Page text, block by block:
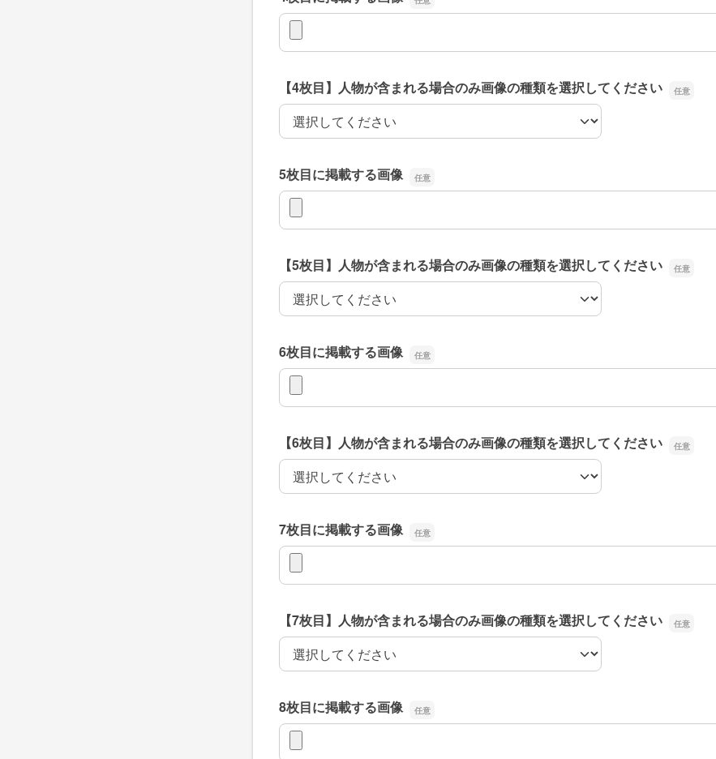
4枚目に掲載する画像
【4枚目】人物が含まれる場合のみ画像の種類を選択してください
【4枚目】人物が含まれる場合のみ画像の種類を選択してください
5枚目に掲載する画像
5枚目に掲載する画像
【5枚目】人物が含まれる場合のみ画像の種類を選択してください
【5枚目】人物が含まれる場合のみ画像の種類を選択してください
6枚目に掲載する画像
6枚目に掲載する画像
【6枚目】人物が含まれる場合のみ画像の種類を選択してください
【6枚目】人物が含まれる場合のみ画像の種類を選択してください
7枚目に掲載する画像
7枚目に掲載する画像
【7枚目】人物が含まれる場合のみ画像の種類を選択してください
【7枚目】人物が含まれる場合のみ画像の種類を選択してください
8枚目に掲載する画像
8枚目に掲載する画像